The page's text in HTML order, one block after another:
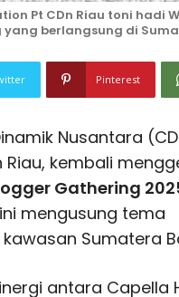
Pt CDn Riau toni hadi
berlangsung di
Pinterest
Nusantara
kembali
Gathering
mengusung tema
Sumatera
antara Capella